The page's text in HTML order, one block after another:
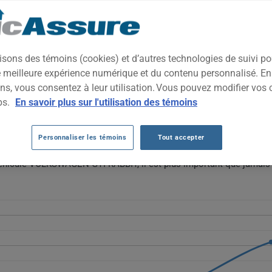
sportive au tempérament vif, alliant look sobre et
veulent une voiture pratique au quotidien mais amusante à
GTI RABBIT AU FIL DES 5
GTI Rabbit augmentent de façon constante, passant de 1240 $
pour ce modèle sportif.
VOLKSWAGEN GTI RABBIT, il est plus important que
des témoins (cookies) et d’autres technologies de suivi
expérience numérique et du contenu personnalisé.
vous consentez à leur utilisation. Vous pouvez modifier vos
En savoir plus sur l'utilisation des témoins
Personnaliser les témoins Tout accepter